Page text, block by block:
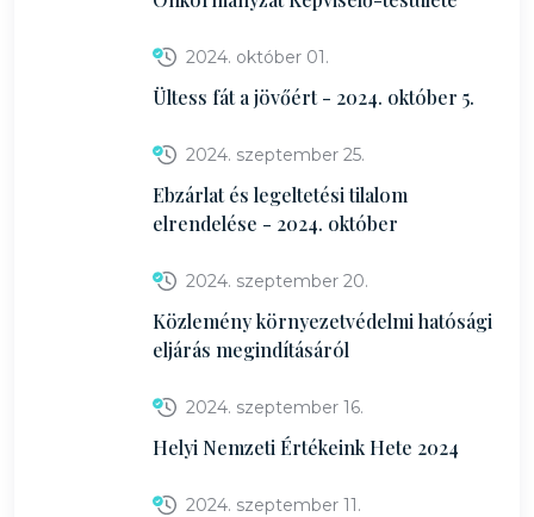
2024. október 01.
Ültess fát a jövőért - 2024. október 5.
2024. szeptember 25.
Ebzárlat és legeltetési tilalom
elrendelése - 2024. október
2024. szeptember 20.
Közlemény környezetvédelmi hatósági
eljárás megindításáról
2024. szeptember 16.
Helyi Nemzeti Értékeink Hete 2024
2024. szeptember 11.